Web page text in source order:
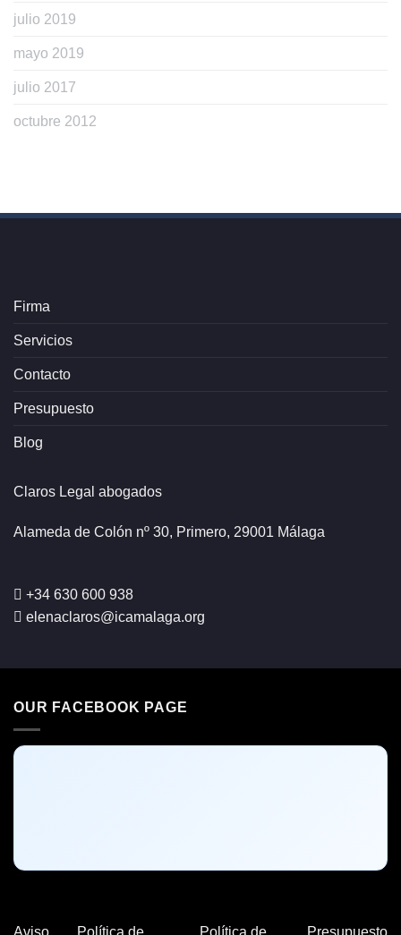
julio 2019
mayo 2019
julio 2017
octubre 2012
Firma
Servicios
Contacto
Presupuesto
Blog
Claros Legal abogados
Alameda de Colón nº 30, Primero, 29001 Málaga
+34 630 600 938
elenaclaros@icamalaga.org
OUR FACEBOOK PAGE
Aviso Política de Política de Presupuesto